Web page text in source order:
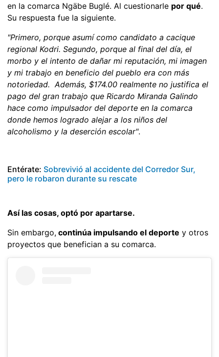
en la comarca Ngäbe Buglé. Al cuestionarle por qué.
Su respuesta fue la siguiente.
"Primero, porque asumí como candidato a cacique
regional Kodri. Segundo, porque al final del día, el
morbo y el intento de dañar mi reputación, mi imagen
y mi trabajo en beneficio del pueblo era con más
notoriedad. Además, $174.00 realmente no justifica el
pago del gran trabajo que Ricardo Miranda Galindo
hace como impulsador del deporte en la comarca
donde hemos logrado alejar a los niños del
alcoholismo y la deserción escolar".
Entérate: Sobrevivió al accidente del Corredor Sur,
pero le robaron durante su rescate
Así las cosas, optó por apartarse.
Sin embargo, continúa impulsando el deporte y otros
proyectos que benefician a su comarca.